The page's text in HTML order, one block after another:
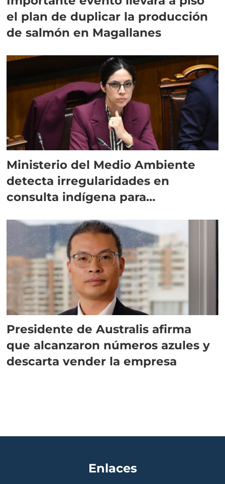
el plan de duplicar la producción
de salmón en Magallanes
Ministerio del Medio Ambiente
detecta irregularidades en
consulta indígena para
Presidente de Australis afirma
que alcanzaron números azules y
descarta vender la empresa
Enlaces